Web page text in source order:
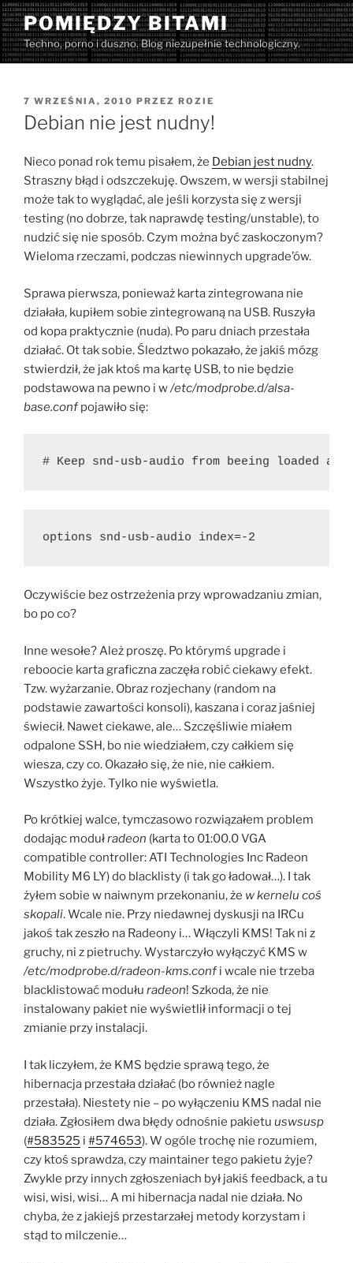
Przejdź
do
treści
POMIĘDZY BITAMI
Techno, porno i duszno. Blog niezupełnie technologiczny.
OPUBLIKOWANE
W
7 WRZEŚNIA, 2010 PRZEZ ROZIE
Debian nie jest nudny!
Nieco ponad rok temu pisałem, że Debian jest nudny.
Straszny błąd i odszczekuję. Owszem, w wersji stabilnej
może tak to wyglądać, ale jeśli korzysta się z wersji
testing (no dobrze, tak naprawdę testing/unstable), to
nudzić się nie sposób. Czym można być zaskoczonym?
Wieloma rzeczami, podczas niewinnych upgrade’ów.
Sprawa pierwsza, ponieważ karta zintegrowana nie
działała, kupiłem sobie zintegrowaną na USB. Ruszyła
od kopa praktycznie (nuda). Po paru dniach przestała
działać. Ot tak sobie. Śledztwo pokazało, że jakiś mózg
stwierdził, że jak ktoś ma kartę USB, to nie będzie
podstawowa na pewno i w/etc/modprobe.d/alsa-
base.confpojawiło się:
# Keep snd-usb-audio from beeing loaded
options snd-usb-audio index=-2
Oczywiście bez ostrzeżenia przy wprowadzaniu zmian,
bo po co?
Inne wesołe? Ależ proszę. Po którymś upgrade i
reboocie karta graficzna zaczęła robić ciekawy efekt.
Tzw. wyżarzanie. Obraz rozjechany (random na
podstawie zawartości konsoli), kaszana i coraz jaśniej
świecił. Nawet ciekawe, ale… Szczęśliwie miałem
odpalone SSH, bo nie wiedziałem, czy całkiem się
wiesza, czy co. Okazało się, że nie, nie całkiem.
Wszystko żyje. Tylko nie wyświetla.
Po krótkiej walce, tymczasowo rozwiązałem problem
dodając modułradeon (karta to 01:00.0 VGA
compatible controller: ATI Technologies Inc Radeon
Mobility M6 LY) do blacklisty (i tak go ładował…). I tak
żyłem sobie w naiwnym przekonaniu, że w kernelu coś
skopali. Wcale nie. Przy niedawnej dyskusji na IRCu
jakoś tak zeszło na Radeony i… Włączyli KMS! Tak ni z
gruchy, ni z pietruchy. Wystarczyło wyłączyć KMS w
/etc/modprobe.d/radeon-kms.confi wcale nie trzeba
blacklistować modułu radeon! Szkoda, że nie
instalowany pakiet nie wyświetlił informacji o tej
zmianie przy instalacji.
I tak liczyłem, że KMS będzie sprawą tego, że
hibernacja przestała działać (bo również nagle
przestała). Niestety nie – po wyłączeniu KMS nadal nie
działa. Zgłosiłem dwa błędy odnośnie pakietu uswsusp
(#583525 i #574653). W ogóle trochę nie rozumiem,
czy ktoś sprawdza, czy maintainer tego pakietu żyje?
Zwykle przy innych zgłoszeniach był jakiś feedback, a tu
wisi, wisi, wisi… A mi hibernacja nadal nie działa. No
chyba, że z jakiejś przestarzałej metody korzystam i
stąd to milczenie…